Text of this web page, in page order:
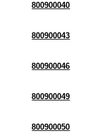
800900040
800900043
800900046
800900049
800900050